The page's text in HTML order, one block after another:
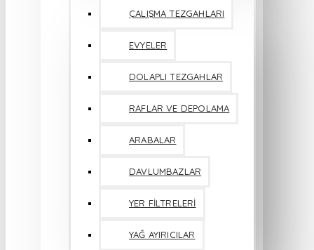
ÇALIŞMA TEZGAHLARI
EVYELER
DOLAPLI TEZGAHLAR
RAFLAR VE DEPOLAMA
ARABALAR
DAVLUMBAZLAR
YER FİLTRELERİ
YAĞ AYIRICILAR